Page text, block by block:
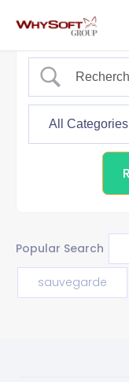
Popular Search
sauvegarde